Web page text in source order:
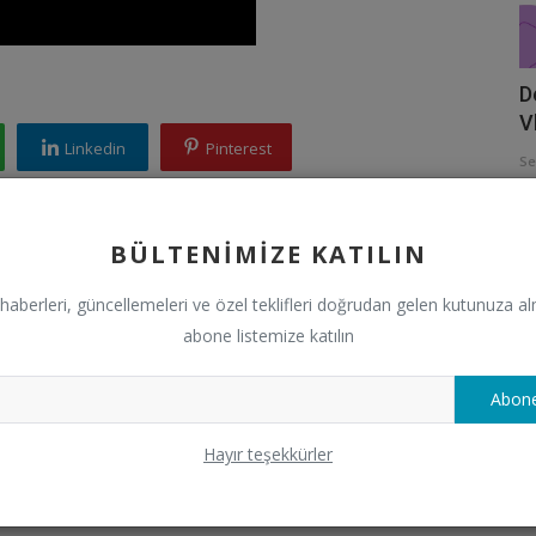
BÜLTENIMIZE KATILIN
güncellemeleri ve özel teklifleri doğrudan gelen kutunuza
abone listemize katılın
Hayır teşekkürler
Linkedin Pinterest
0 0 0 0